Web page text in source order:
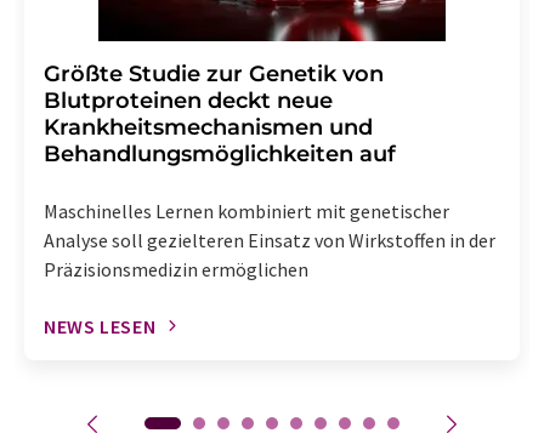
Größte Studie zur Genetik von
Blutproteinen deckt neue
Krankheitsmechanismen und
Behandlungsmöglichkeiten auf
Maschinelles Lernen kombiniert mit genetischer
Analyse soll gezielteren Einsatz von Wirkstoffen in der
Präzisionsmedizin ermöglichen
NEWS LESEN